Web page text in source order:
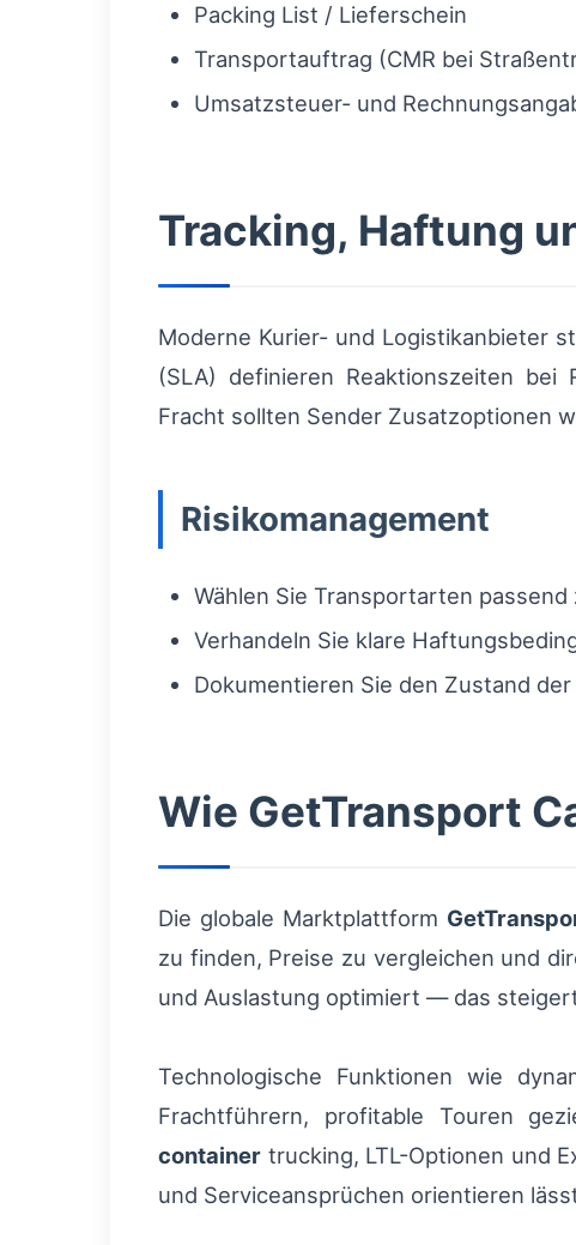
Packing List / Lieferschein
Transportauftrag (CMR bei
Umsatzsteuer- und
Tracking, Haftung
Moderne Kurier- und Logistikanbieter
(SLA) definieren Reaktionszeiten bei
Fracht sollten Sender Zusatzoptionen
Risikomanagement
Wählen Sie Transportarten
Verhandeln Sie klare
Dokumentieren Sie den Zustand
Wie GetTransport
Die globale Marktplattform
zu finden, Preise zu vergleichen und
und Auslastung optimiert — das
Technologische Funktionen wie
Frachtführern, profitable Touren
container trucking, LTL-Optionen und
und Serviceansprüchen orientieren